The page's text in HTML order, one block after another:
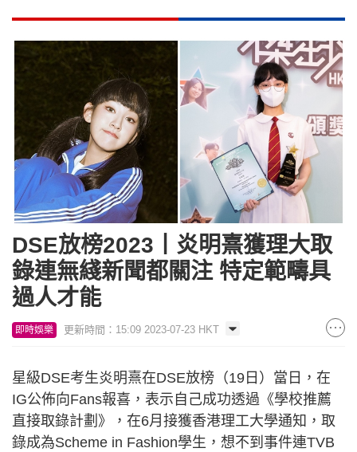
DSE放榜2023丨炎明熹獲理大取
錄連無綫新聞都關注 特定範疇具
過人才能
即時娛樂 更新時間：15:09 2023-07-23 HKT
星級DSE考生炎明熹在DSE放榜（19日）當日，在
IG公佈向Fans報喜，表示自己成功透過《學校推薦
直接取錄計劃》，在6月接獲香港理工大學通知，取
錄成為Scheme in Fashion學生，想不到事件連TVB